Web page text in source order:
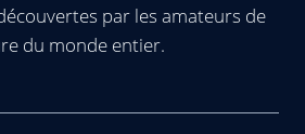
par les amateurs de
du monde entier.